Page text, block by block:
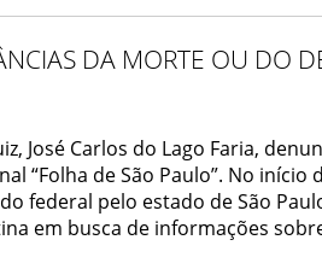
DA MORTE OU DO
José Carlos do Lago Faria,
“Folha de São Paulo”. No início
federal pelo estado de São
em busca de informações